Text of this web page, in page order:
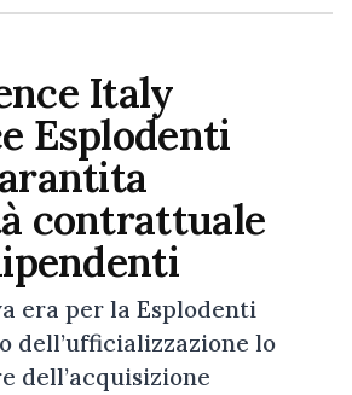
Italy
Esplodenti
contrattuale
era per la Esplodenti
dell’ufficializzazione lo
dell’acquisizione